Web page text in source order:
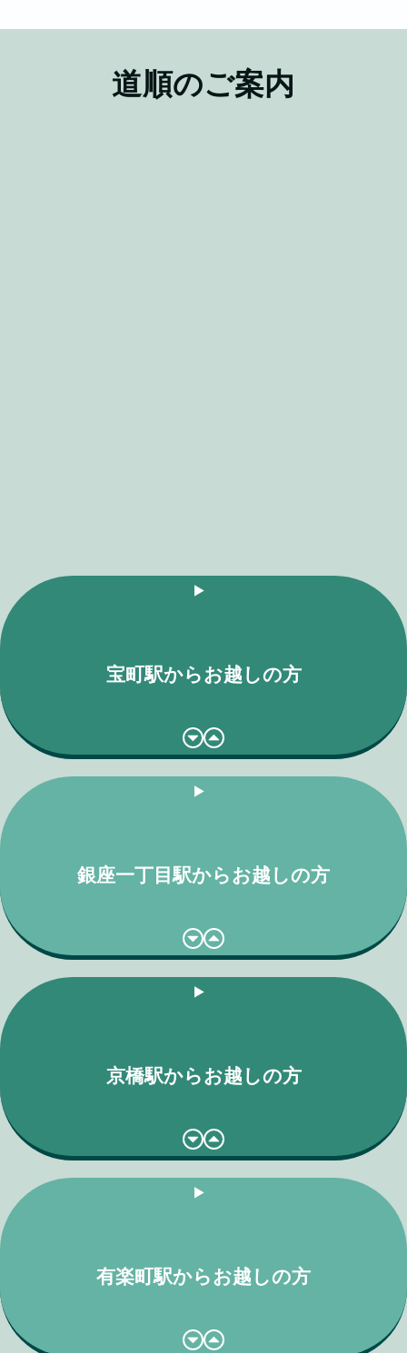
道順のご案内
宝町駅からお越しの方
銀座一丁目駅からお越しの方
京橋駅からお越しの方
有楽町駅からお越しの方